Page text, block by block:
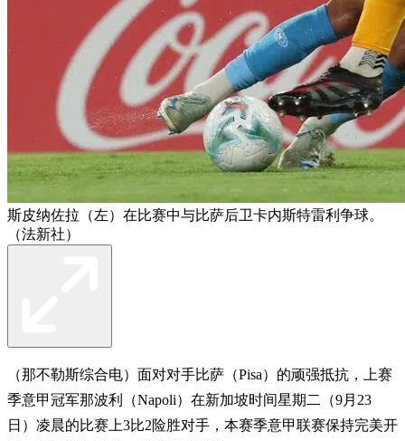
斯皮纳佐拉（左）在比赛中与比萨后卫卡内斯特雷利争球。
（法新社）
（那不勒斯综合电）面对对手比萨（Pisa）的顽强抵抗，上赛
季意甲冠军那波利（Napoli）在新加坡时间星期二（9月23
日）凌晨的比赛上3比2险胜对手，本赛季意甲联赛保持完美开